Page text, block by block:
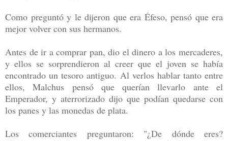
Como preguntó y le dijeron que era Éfeso, pensó que era
mejor volver con sus hermanos.
Antes de ir a comprar pan, dio el dinero a los mercaderes,
y ellos se sorprendieron al creer que el joven se había
encontrado un tesoro antiguo. Al verlos hablar tanto entre
ellos, Malchus pensó que querían llevarlo ante el
Emperador, y aterrorizado dijo que podían quedarse con
los panes y las monedas de plata.
Los comerciantes preguntaron: "¿De dónde eres?